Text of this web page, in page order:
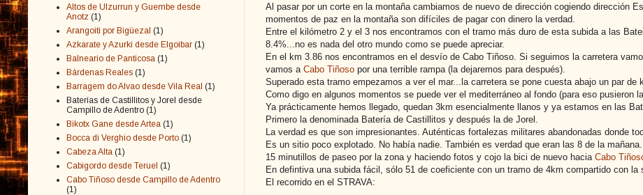
Al pasar por un corte en la montaña cambiamos de nuevo de dirección cogiendo dirección
momentos de paz en la montaña son difíciles de pagar con dinero la verdad.
Entre el kilómetro 2 y el 3 nos encontramos con el tramo más duro de esta subida a las
8.4%...no es nada del otro mundo como se puede apreciar.
En el km 3.86 nos encontramos en el desvío de Cabo Tiñoso. Si seguimos la carretera
vamos a Cabo Tiñoso por una terrible rampa (la dejaremos para después).
Superado esta tramo empezamos a ver el mar...la carretera se pone cuesta abajo un par de
Como digo en algunos momentos se puede ver el mediterráneo al fondo (para eso
Ya prácticamente hemos llegado, quedan 3km esencialmente llanos y ya estamos en las
Primero la denominada Batería de Castillitos y después la de Jorel.
La verdad es que son impresionantes. Auténticas fortalezas militares abandonadas donde
Es un sitio poco explotado. No había nadie. También es verdad que eran las 8 de la mañana.
15 minutillos de paseo por la zona y haciendo fotos y cojo la bici de nuevo hacia Cabo
En defintiva una subida fácil, sólo 51 de coeficiente con un tramo de 4km compartido con la
El recorrido en el STRAVA:
Altos de Ulzurrun y Guembe desde
Anotz (1)
Arangoiti por Bigüezal (1)
Azkarate y Azurki desde Elgoibar (1)
Balneario de Panticosa (1)
Bárdenas Reales (1)
Barragem do Alvao desde Vila Real (1)
Baterías de Castillitos y Jorel desde
Campillo de Adentro (1)
Bikotx Gane desde Artea (1)
Bocca di Verghio desde Porto (1)
Cabeza Alta (1)
Cabigordo desde Teruel (1)
Cabo Tiñoso desde Campillo de Adentro
(1)